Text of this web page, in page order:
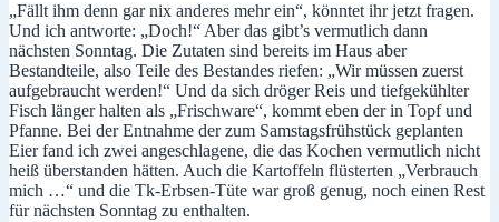
„Fällt ihm denn gar nix anderes mehr ein“, könntet ihr jetzt fragen.
Und ich antworte: „Doch!“ Aber das gibt’s vermutlich dann
nächsten Sonntag. Die Zutaten sind bereits im Haus aber
Bestandteile, also Teile des Bestandes riefen: „Wir müssen zuerst
aufgebraucht werden!“ Und da sich dröger Reis und tiefgekühlter
Fisch länger halten als „Frischware“, kommt eben der in Topf und
Pfanne. Bei der Entnahme der zum Samstagsfrühstück geplanten
Eier fand ich zwei angeschlagene, die das Kochen vermutlich nicht
heiß überstanden hätten. Auch die Kartoffeln flüsterten „Verbrauch
mich …“ und die Tk-Erbsen-Tüte war groß genug, noch einen Rest
für nächsten Sonntag zu enthalten.